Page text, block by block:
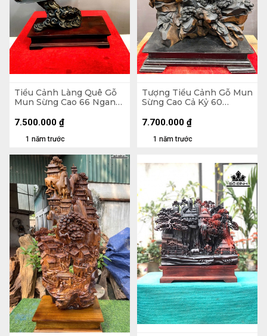
Tiểu Cảnh Làng Quê Gỗ
Mun Sừng Cao 66 Ngang
1 năm trước
7.500.000 ₫
Tượng Tiểu Cảnh Gỗ Mun
Sừng Cao Cả Kỷ 60
Kỷ Cao 10 (cm)
1 năm trước
7.700.000 ₫